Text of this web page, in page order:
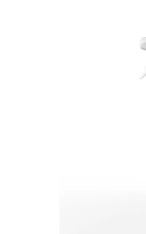
商
商